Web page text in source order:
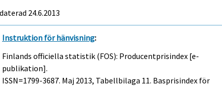
24.6.2013
Instruktion för hänvisning:
Finlands officiella statistik (FOS): Producentprisindex [e-
publikation].
ISSN=1799-3687. Maj 2013, Tabellbilaga 11. Basprisindex för